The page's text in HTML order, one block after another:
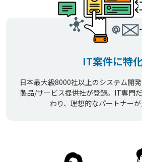
IT案件に特
日本最大級8000社以上のシステム開
製品/サービス提供社が登録。IT専門
わり、理想的なパートナーが